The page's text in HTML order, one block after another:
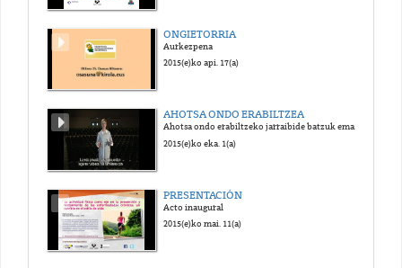
2018(e)ko mai. 7(a)
ONGIETORRIA
Aurkezpena
2015(e)ko api. 17(a)
AHOTSA ONDO ERABILTZEA
Ahotsa ondo erabiltzeko jarraibide batzuk ematen dituen bideoa.
2015(e)ko eka. 1(a)
PRESENTACIÓN
Acto inaugural
2015(e)ko mai. 11(a)